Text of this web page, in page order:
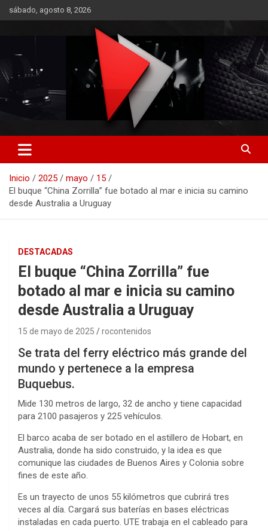
Saltar
al
sábado, agosto 8, 2026
RO CONTENIDOS
Inicio 2025 mayo
15
El buque “China Zorrilla” fue botado al mar e inicia su camino
desde Australia a Uruguay
DESTACADAS
El buque “China Zorrilla” fue
botado al mar e inicia su camino
desde Australia a Uruguay
15 de mayo de 2025 rocontenidos
Se trata del ferry eléctrico más grande del
mundo y pertenece a la empresa
Buquebus.
Mide 130 metros de largo, 32 de ancho y tiene capacidad
para 2100 pasajeros y 225 vehículos.
El barco acaba de ser botado en el astillero de Hobart, en
Australia, donde ha sido construido, y la idea es que
comunique las ciudades de Buenos Aires y Colonia sobre
fines de este año.
Es un trayecto de unos 55 kilómetros que cubrirá tres
veces al día. Cargará sus baterías en bases eléctricas
instaladas en cada puerto. UTE trabaja en el cableado para